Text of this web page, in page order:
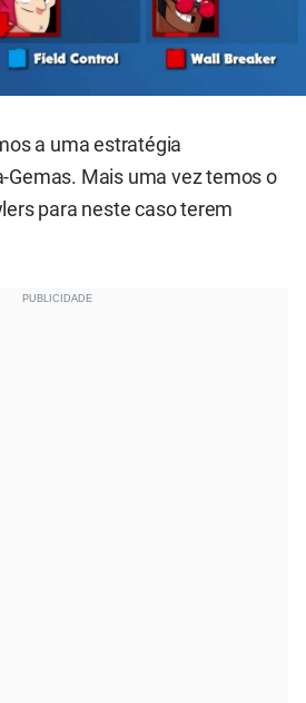
a uma estratégia
Gemas. Mais uma vez temos o
para neste caso terem